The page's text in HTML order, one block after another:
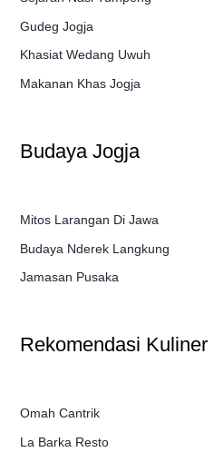
Gudeg Jogja
Khasiat Wedang Uwuh
Makanan Khas Jogja
Budaya Jogja
Mitos Larangan Di Jawa
Budaya Nderek Langkung
Jamasan Pusaka
Rekomendasi Kuliner
Omah Cantrik
La Barka Resto